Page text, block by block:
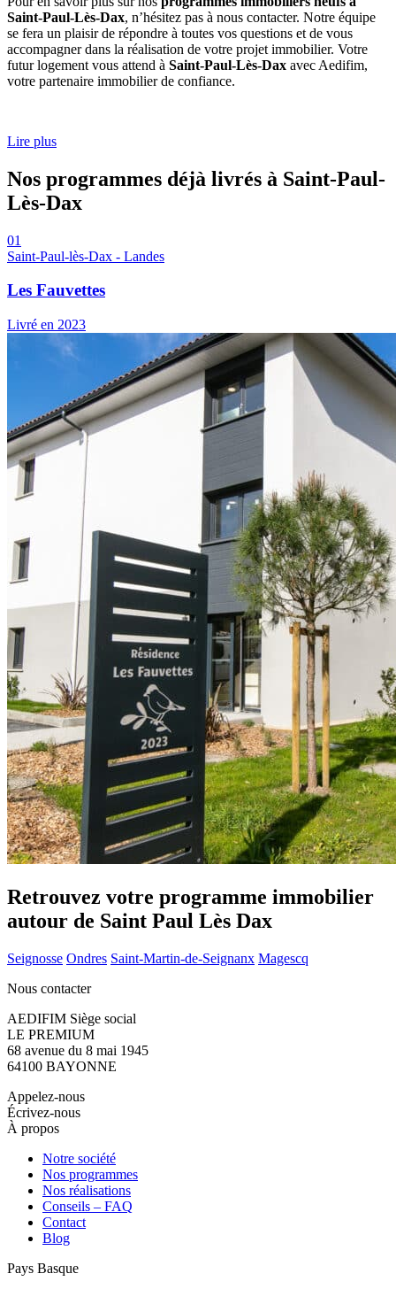
Saint-Paul-Lès-Dax, n’hésitez pas à nous contacter. Notre équipe
se fera un plaisir de répondre à toutes vos questions et de vous
accompagner dans la réalisation de votre projet immobilier. Votre
futur logement vous attend à Saint-Paul-Lès-Dax avec Aedifim,
votre partenaire immobilier de confiance.
Lire plus
Nos programmes déjà livrés à Saint-Paul-
Lès-Dax
01
Saint-Paul-lès-Dax - Landes
Les Fauvettes
Livré en 2023
Retrouvez votre programme immobilier
autour de Saint Paul Lès Dax
Seignosse Ondres Saint-Martin-de-Seignanx Magescq
Nous contacter
AEDIFIM Siège social
LE PREMIUM
68 avenue du 8 mai 1945
64100 BAYONNE
Appelez-nous
Écrivez-nous
À propos
Notre société
Nos programmes
Nos réalisations
Conseils – FAQ
Contact
Blog
Pays Basque